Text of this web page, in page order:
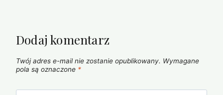
Dodaj komentarz
Twój adres e-mail nie zostanie opublikowany. Wymagane
pola są oznaczone *